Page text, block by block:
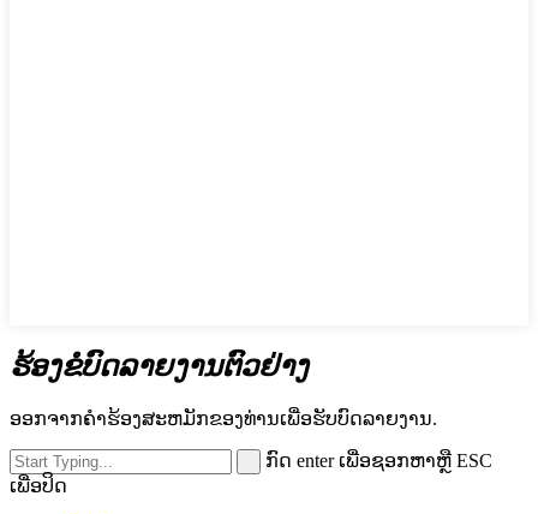
ຮ້ອງຂໍບົດລາຍງານຕົວຢ່າງ
ອອກຈາກຄໍາຮ້ອງສະຫມັກຂອງທ່ານເພື່ອຮັບບົດລາຍງານ.
ກົດ enter ເພື່ອຊອກຫາຫຼື ESC
ເພື່ອປິດ